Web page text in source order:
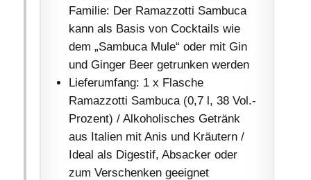
Familie: Der Ramazzotti Sambuca
kann als Basis von Cocktails wie
dem „Sambuca Mule“ oder mit Gin
und Ginger Beer getrunken werden
Lieferumfang: 1 x Flasche
Ramazzotti Sambuca (0,7 l, 38 Vol.-
Prozent) / Alkoholisches Getränk
aus Italien mit Anis und Kräutern /
Ideal als Digestif, Absacker oder
zum Verschenken geeignet